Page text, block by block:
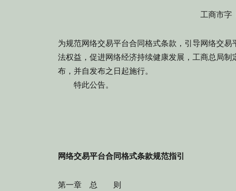
工商市字
为规范网络交易平台合同格式条款，引导网络交
法权益，促进网络经济持续健康发展，工商总局
布，并自发布之日起施行。
特此公告。
网络交易平台合同格式条款规范指引
第一章 总 则